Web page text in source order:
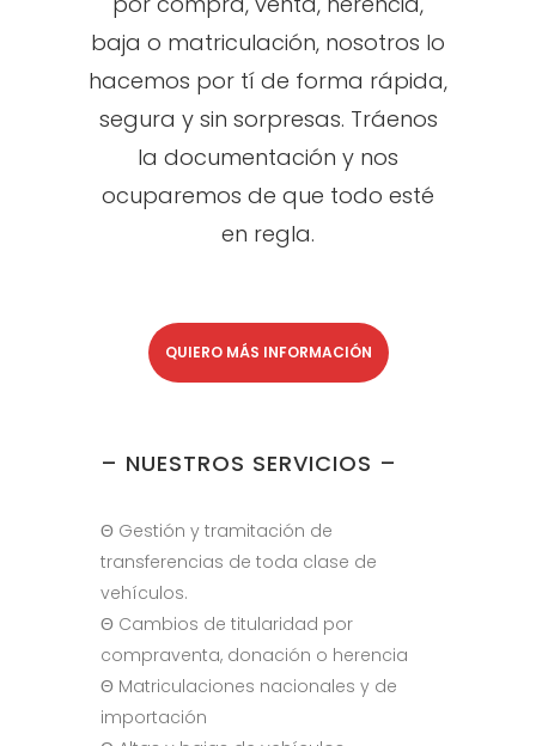
baja o matriculación, nosotros lo
hacemos por tí de forma rápida,
segura y sin sorpresas. Tráenos
la documentación y nos
ocuparemos de que todo esté
en regla.
QUIERO MÁS INFORMACIÓN
– NUESTROS SERVICIOS –
Θ Gestión y tramitación de
transferencias de toda clase de
vehículos.
Θ Cambios de titularidad por
compraventa, donación o herencia
Θ Matriculaciones nacionales y de
importación